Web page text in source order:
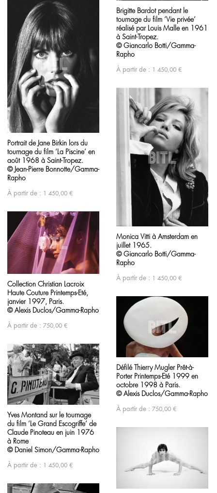
Brigitte Bardot pendant le
tournage du film ‘Vie privée’
réalisé par Louis Malle en 1961
à Saint-Tropez.
© Giancarlo Botti/Gamma-
Rapho
À partir de : 1 450,00 €
Portrait de Jane Birkin lors du
tournage du film ‘La Piscine’ en
août 1968 à Saint-Tropez.
© Jean-Pierre Bonnotte/Gamma-
Rapho
À partir de : 1 450,00 €
Monica Vitti à Amsterdam en
juillet 1965.
© Giancarlo Botti/Gamma-
Rapho
À partir de : 1 450,00 €
Collection Christian Lacroix
Haute Couture Printemps-Eté,
janvier 1997, Paris.
© Alexis Duclos/Gamma-Rapho
À partir de : 750,00 €
Défilé Thierry Mugler Prêt-à-
Porter Printemps-Eté 1999 en
octobre 1998 à Paris.
© Alexis Duclos/Gamma-Rapho
À partir de : 750,00 €
Yves Montand sur le tournage
du film ‘Le Grand Escogriffe’ de
Claude Pinoteau en juin 1976
à Rome
© Daniel Simon/Gamma-Rapho
À partir de : 1 450,00 €